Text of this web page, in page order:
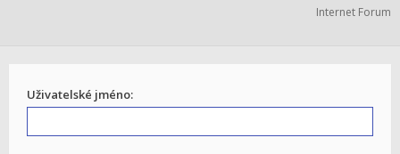
Internet Forum
Uživatelské jméno: